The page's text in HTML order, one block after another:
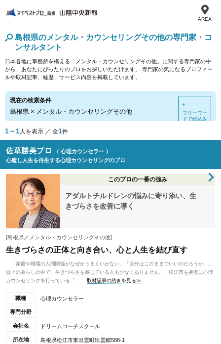
AREA
島根県のメンタル・カウンセリングその他の専門家・コ
ンサルタント
日本各地に事務所を構える「メンタル・カウンセリングその他」に関する専門家の中
から、あなたにぴったりのプロをお探しいただけます。 専門家の気になるプロフィー
ルや取材記事、経歴、サービス内容を掲載しています。
現在の検索条件
島根県 × メンタル・カウンセリングその他
＋
フリーワー
ドで絞込み
1～1人を表示 ／ 全1件
佐草勝美プロ
（ 心理カウンセラー ）
心癒し人生を再生する心理カウンセリングのプロ
このプロの一番の強み
アダルトチルドレンの悩みに寄り添い、生
きづらさを改善に導く
[島根県／メンタル・カウンセリングその他]
生きづらさの正体と向き合い、心と人生を結び直す
「家庭や職場の人間関係がなぜかうまくいかない」「自分はこのままでいいのだろうか」。
日々の暮らしの中で、生きづらさを感じている人も少なくありません。 松江市を拠点に心理
カウンセリングを行っている「...
取材記事の続きを見る≫
職種 心理カウンセラー
専門分野
会社名 ドリームコーチスクール
所在地 島根県松江市東出雲町出雲郷588-1